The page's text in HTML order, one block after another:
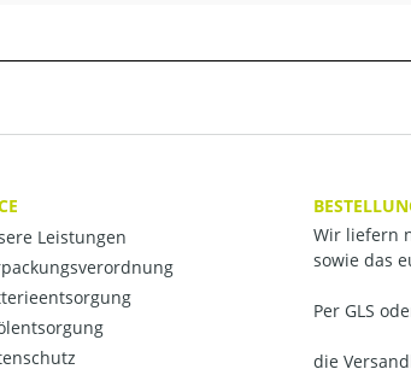
Leistungen
Wir liefern
sowie das
Per GLS
die